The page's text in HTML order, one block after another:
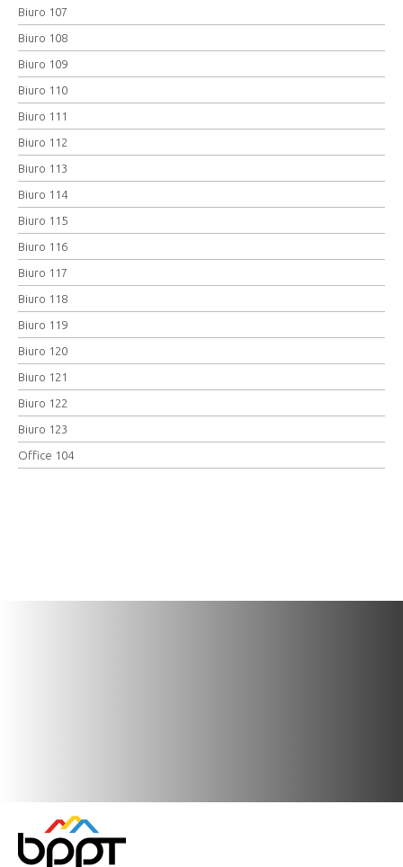
Biuro 107
Biuro 108
Biuro 109
Biuro 110
Biuro 111
Biuro 112
Biuro 113
Biuro 114
Biuro 115
Biuro 116
Biuro 117
Biuro 118
Biuro 119
Biuro 120
Biuro 121
Biuro 122
Biuro 123
Office 104